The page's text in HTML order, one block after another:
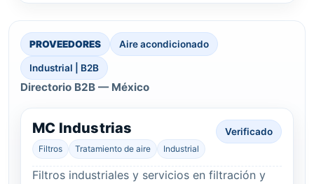
PROVEEDORES Aire acondicionado
Industrial | B2B
Directorio B2B — México
MC Industrias
Filtros Tratamiento de aire Industrial
Verificado
Filtros industriales y servicios en filtración y